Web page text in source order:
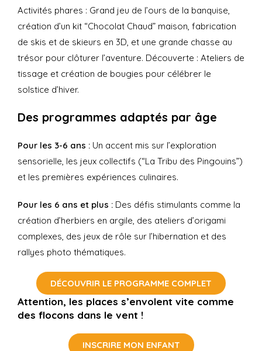
Activités phares : Grand jeu de l’ours de la banquise,
création d’un kit “Chocolat Chaud” maison, fabrication
de skis et de skieurs en 3D, et une grande chasse au
trésor pour clôturer l’aventure. Découverte : Ateliers de
tissage et création de bougies pour célébrer le
solstice d’hiver.
Des programmes adaptés par âge
Pour les 3-6 ans : Un accent mis sur l’exploration
sensorielle, les jeux collectifs (“La Tribu des Pingouins”)
et les premières expériences culinaires.
Pour les 6 ans et plus : Des défis stimulants comme la
création d’herbiers en argile, des ateliers d’origami
complexes, des jeux de rôle sur l’hibernation et des
rallyes photo thématiques.
DÉCOUVRIR LE PROGRAMME COMPLET
Attention, les places s’envolent vite comme
des flocons dans le vent !
INSCRIRE MON ENFANT